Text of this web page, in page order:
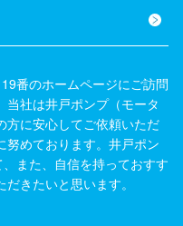
番のホームページにご訪問
当社は井戸ポンプ（モータ
方に安心してご依頼いただ
努めております。井戸ポン
また、自信を持っておすす
きたいと思います。